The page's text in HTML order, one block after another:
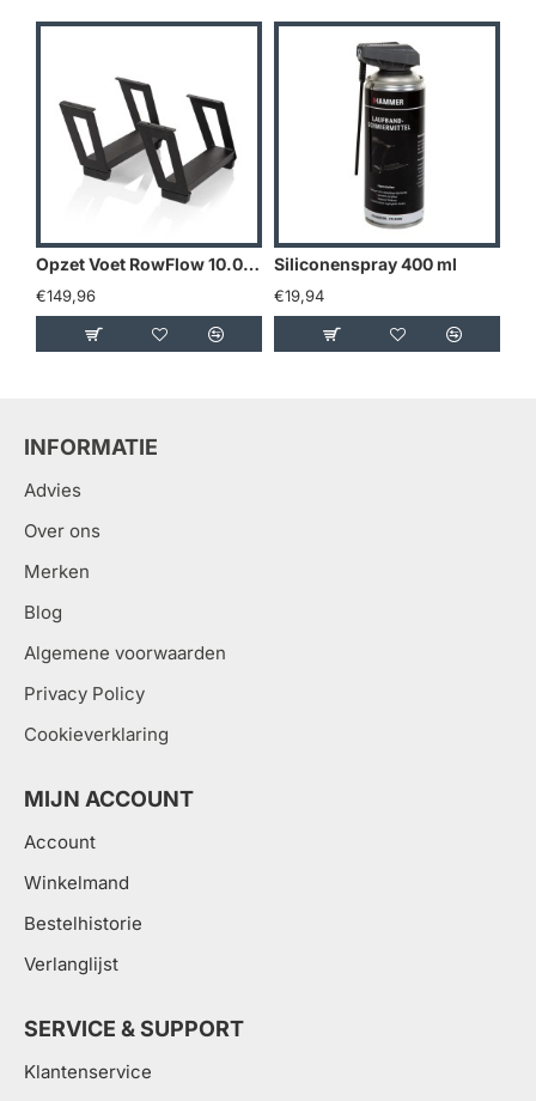
Opzet Voet RowFlow 10.0 / Aquon Water Flow PRO
€149,96
Siliconenspray 400 ml
€19,94
INFORMATIE
Advies
Over ons
Merken
Blog
Algemene voorwaarden
Privacy Policy
Cookieverklaring
MIJN ACCOUNT
Account
Winkelmand
Bestelhistorie
Verlanglijst
SERVICE & SUPPORT
Klantenservice